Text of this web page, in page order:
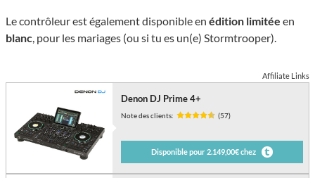
Le contrôleur est également disponible en édition limitée en
blanc, pour les mariages (ou si tu es un(e) Stormtrooper).
Affiliate Links
Denon DJ Prime 4+
Note des clients: (57)
Disponible pour 2.149,00€ chez